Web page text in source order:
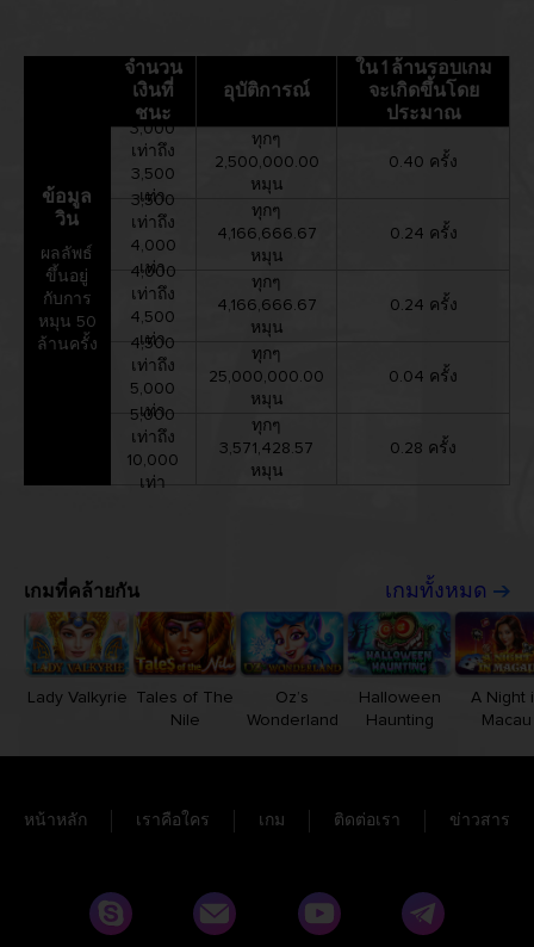
ข้อมูล
วิน
ผลลัพธ์
ขึ้นอยู่
กับการ
หมุน 50
ล้านครั้ง
จำนวน
เงินที่
ชนะ
3,000
เท่าถึง
3,500
เท่า
3,500
เท่าถึง
4,000
เท่า
4,000
เท่าถึง
4,500
เท่า
4,500
เท่าถึง
5,000
เท่า
5,000
เท่าถึง
10,000
เท่า
อุบัติการณ์
ทุกๆ
2,500,000.00
หมุน
ทุกๆ
4,166,666.67
หมุน
ทุกๆ
4,166,666.67
หมุน
ทุกๆ
25,000,000.00
หมุน
ทุกๆ
3,571,428.57
หมุน
ใน 1 ล้านรอบเกม
จะเกิดขึ้นโดย
ประมาณ
0.40 ครั้ง
0.24 ครั้ง
0.24 ครั้ง
0.04 ครั้ง
0.28 ครั้ง
เกมที่คล้ายกัน เกมทั้งหมด
Lady Valkyrie
Tales of The
Nile
Oz’s
Wonderland
Halloween
Haunting
A Night
Macau
หน้าหลัก เราคือใคร เกม ติดต่อเรา ข่าวสาร